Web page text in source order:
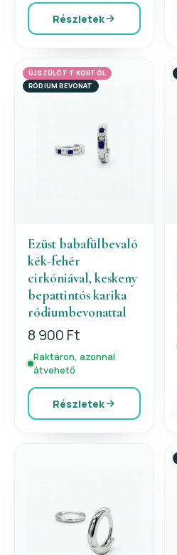
Részletek
ÚJSZÜLÖTT KORTÓL
RÓDIUM BEVONAT
Ezüst babafülbevaló
kék-fehér
cirkóniával, keskeny
bepattintós karika
ródiumbevonattal
8 900 Ft
Raktáron, azonnal
átvehető
Részletek